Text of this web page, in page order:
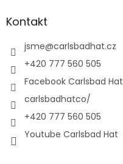
Kontakt
jsme@carlsbadhat.cz
+420 777 560 505
Facebook Carlsbad Hat
carlsbadhatco/
+420 777 560 505
Youtube Carlsbad Hat